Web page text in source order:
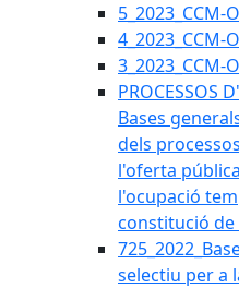
5_2023_CCM-
4_2023_CCM-
3_2023_CCM-
PROCESSOS
Bases
dels
l'oferta
l'ocupació
constitució de
selectiu per a